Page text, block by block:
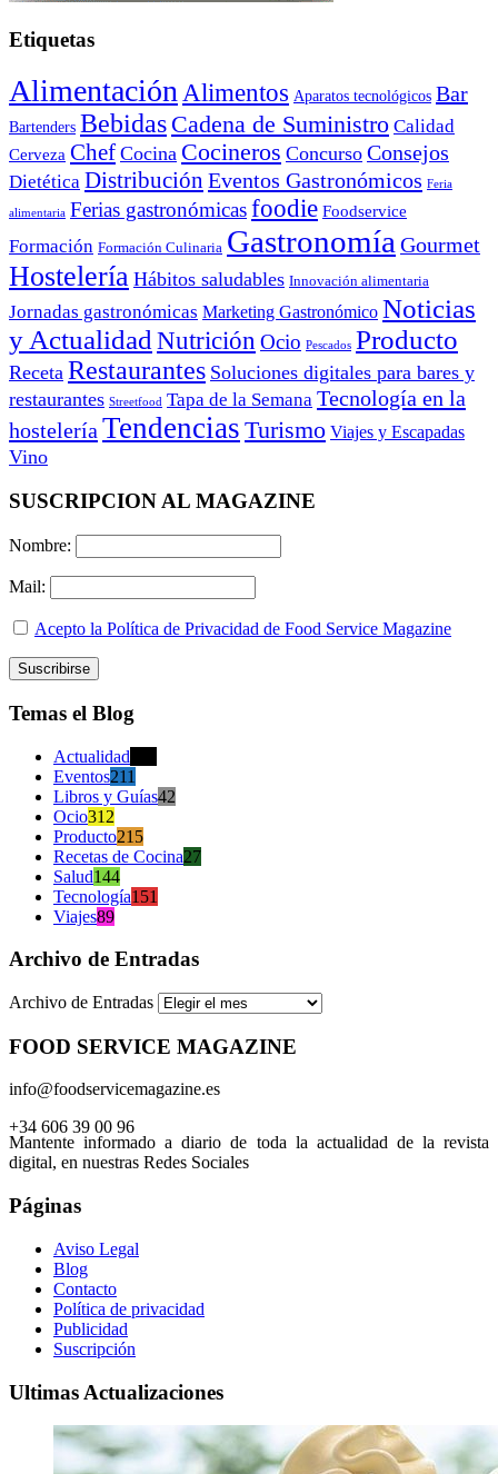
Etiquetas
Alimentación Alimentos Aparatos tecnológicos Bar
Bartenders Bebidas Cadena de Suministro Calidad
Cerveza Chef Cocina Cocineros Concurso Consejos
Dietética Distribución Eventos Gastronómicos Feria
alimentaria Ferias gastronómicasfoodie Foodservice
Formación Formación Culinaria Gastronomía Gourmet
Hostelería Hábitos saludables Innovación alimentaria
Jornadas gastronómicas Marketing Gastronómico Noticias
y Actualidad Nutrición Ocio Pescados Producto
Receta Restaurantes Soluciones digitales para bares y
restaurantes Streetfood Tapa de la Semana Tecnología en la
hostelería Tendencias Turismo Viajes y Escapadas
Vino
SUSCRIPCION AL MAGAZINE
Nombre:
Mail:
Acepto la Política de Privacidad de Food Service Magazine
Temas el Blog
Actualidad
Eventos211
Libros y Guías42
Ocio312
Producto215
Recetas de Cocina27
Salud144
Tecnología151
Viajes89
Archivo de Entradas
Archivo de Entradas
FOOD SERVICE MAGAZINE
info@foodservicemagazine.es
+34 606 39 00 96
Mantente informado a diario de toda la actualidad de la revista
digital, en nuestras Redes Sociales
Páginas
Aviso Legal
Blog
Contacto
Política de privacidad
Publicidad
Suscripción
Ultimas Actualizaciones